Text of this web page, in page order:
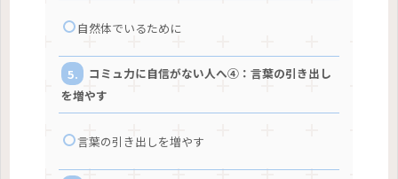
自然体でいるために
コミュ力に自信がない人へ④：言葉の引き出し
を増やす
言葉の引き出しを増やす